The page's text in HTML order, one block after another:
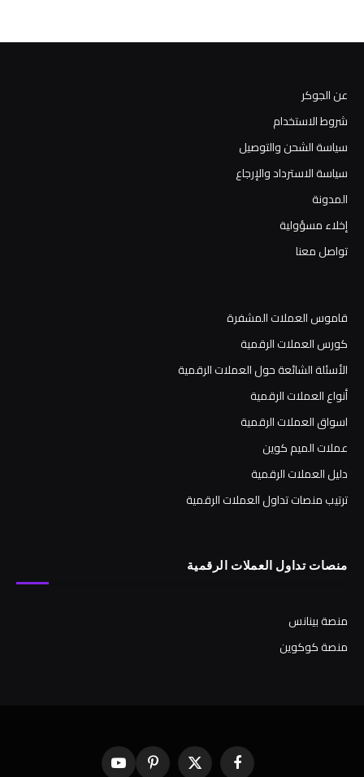
عن الجوكر
شروط الاستخدام
سياسة الشحن والتوصيل
سياسة الاسترداد والإرجاع
المدونة
إخلاء مسؤولية
تواصل معنا
قاموس العملات المشفرة
كورس العملات الرقمية
الأسئلة الشائعة حول العملات الرقمية
أنواع العملات الرقمية
اسواق العملات الرقمية
عملات الميم كوين
دليل العملات الرقمية
ترتيب منصات تداول العملات الرقمية
منصات تداول العملات الرقمية
منصة بينانس
منصة كوكوين
فيسبوك X بينتيريستيوتيوب